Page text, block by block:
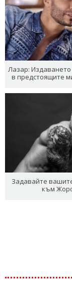
Лазар:
в предстоящите
Задавайте
към